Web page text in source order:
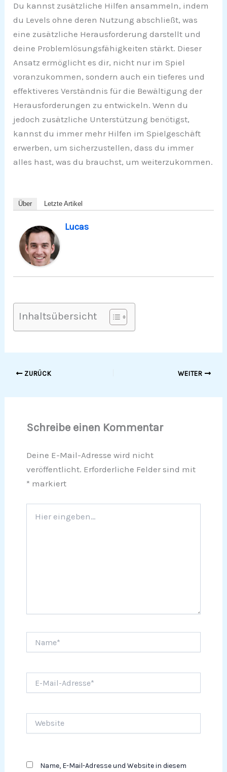
Du kannst zusätzliche Hilfen ansammeln, indem
du Levels ohne deren Nutzung abschließt, was
eine zusätzliche Herausforderung darstellt und
deine Problemlösungsfähigkeiten stärkt. Dieser
Ansatz ermöglicht es dir, nicht nur im Spiel
voranzukommen, sondern auch ein tieferes und
effektiveres Verständnis für die Bewältigung der
Herausforderungen zu entwickeln. Wenn du
jedoch zusätzliche Unterstützung benötigst,
kannst du immer mehr Hilfen im Spielgeschäft
erwerben, um sicherzustellen, dass du immer
alles hast, was du brauchst, um weiterzukommen.
Über Letzte Artikel
Lucas
Inhaltsübersicht
ZURÜCK WEITER
Schreibe einen Kommentar
Deine E-Mail-Adresse wird nicht
veröffentlicht. Erforderliche Felder sind mit
* markiert
eingeben…
Mail-
Name, E-Mail-Adresse und Website in diesem